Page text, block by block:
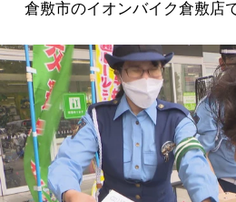
倉敷市のイオンバイク倉敷店で